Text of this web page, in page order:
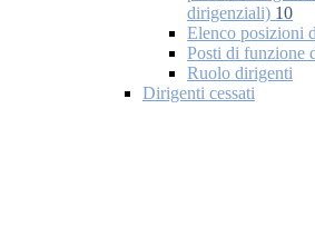
dirigenziali) 10
Elenco posizioni
Posti di funzione
Ruolo dirigenti
Dirigenti cessati